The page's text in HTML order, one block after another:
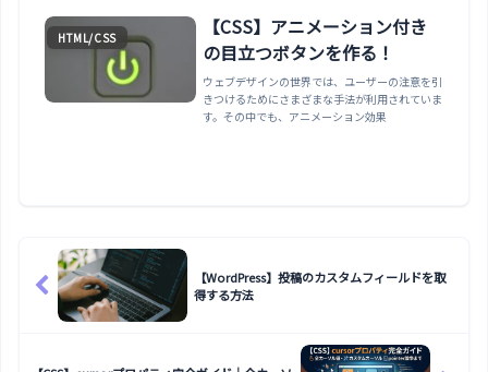
HTML/CSS
【CSS】アニメーション付き
の目立つボタンを作る！
ウェブデザインの世界では、ユーザーの注意を引
きつけるためにさまざまな手法が利用されていま
す。その中でも、アニメーション効果
【WordPress】投稿のカスタムフィールドを取
得する方法